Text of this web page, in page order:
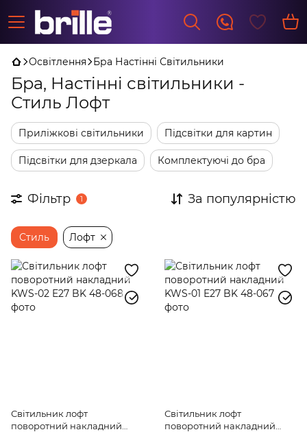
Освітлення Бра Настінні Світильники
Бра, Настінні світильники -
Стиль Лофт
Приліжкові світильники Підсвітки для картин
Підсвітки для дзеркала Комплектуючі до бра
Фільтр 1 За популярністю
Стиль Лофт
Світильник лофт
поворотний накладний
Світильник лофт
поворотний накладний